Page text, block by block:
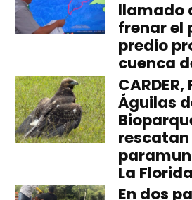
llamado
frenar el
predio
cuenca
Águilas
rescatan
La Florida
En dos